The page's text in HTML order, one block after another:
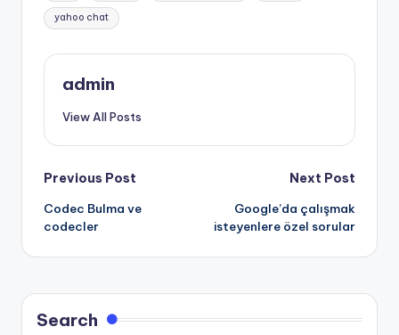
yahoo chat
admin
View All Posts
Post
navigation
Previous Post
Codec Bulma ve
codecler
Next Post
Google’da çalışmak
isteyenlere özel sorular
Search